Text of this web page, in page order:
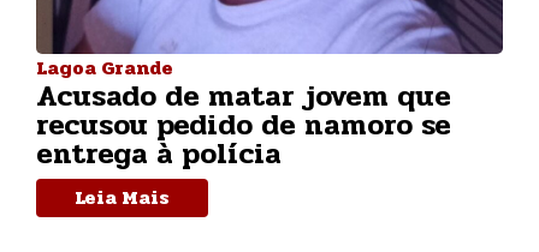
Lagoa Grande
Acusado de matar jovem que
recusou pedido de namoro se
entrega à polícia
Leia Mais